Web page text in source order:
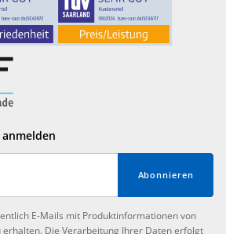
Abonnieren
E-Mails mit Produktinformationen von
Die Verarbeitung Ihrer Daten erfolgt